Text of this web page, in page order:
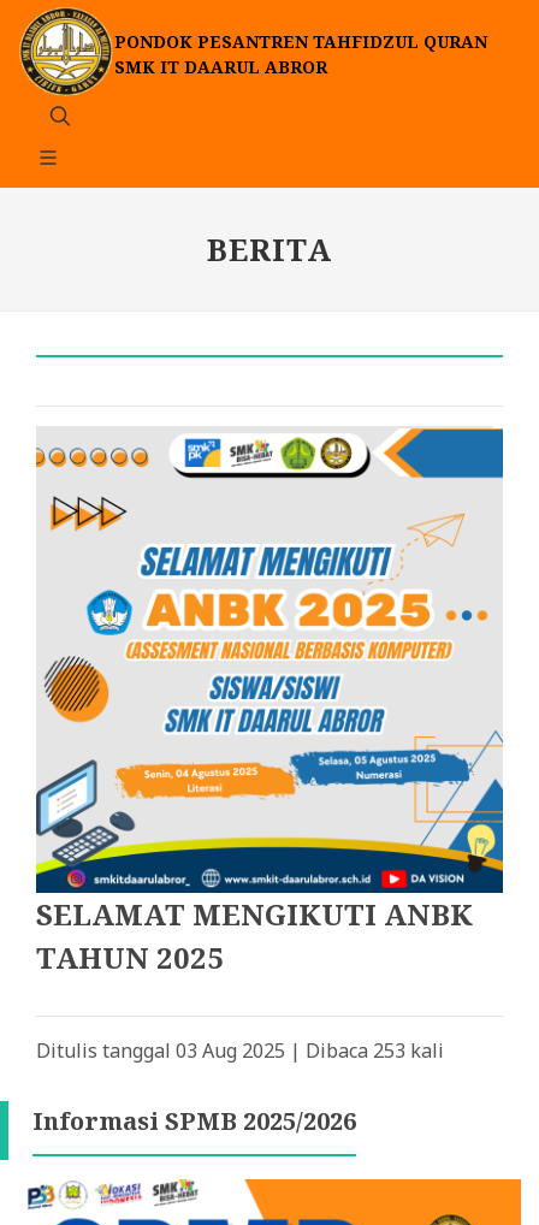
PONDOK PESANTREN TAHFIDZUL QURAN
SMK IT DAARUL ABROR
BERITA
SELAMAT MENGIKUTI ANBK
TAHUN 2025
Ditulis tanggal 03 Aug 2025 | Dibaca 253 kali
Informasi SPMB 2025/2026